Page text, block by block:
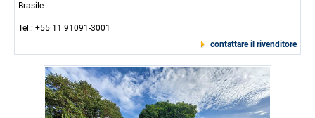
Brasile
Tel.: +55 11 91091-3001
contattare il rivenditore